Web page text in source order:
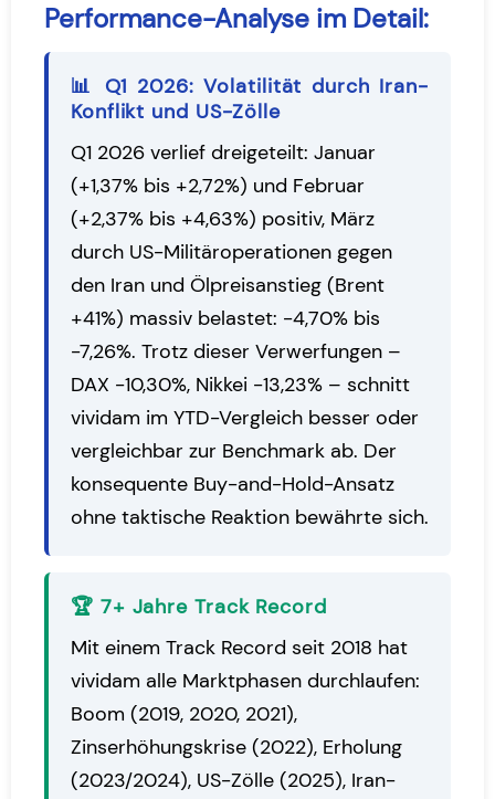
Performance-Analyse im Detail:
📊 Q1 2026: Volatilität durch Iran-
Konflikt und US-Zölle
Q1 2026 verlief dreigeteilt: Januar
(+1,37% bis +2,72%) und Februar
(+2,37% bis +4,63%) positiv, März
durch US-Militäroperationen gegen
den Iran und Ölpreisanstieg (Brent
+41%) massiv belastet: -4,70% bis
-7,26%. Trotz dieser Verwerfungen –
DAX -10,30%, Nikkei -13,23% – schnitt
vividam im YTD-Vergleich besser oder
vergleichbar zur Benchmark ab. Der
konsequente Buy-and-Hold-Ansatz
ohne taktische Reaktion bewährte sich.
🏆 7+ Jahre Track Record
Mit einem Track Record seit 2018 hat
vividam alle Marktphasen durchlaufen:
Boom (2019, 2020, 2021),
Zinserhöhungskrise (2022), Erholung
(2023/2024), US-Zölle (2025), Iran-